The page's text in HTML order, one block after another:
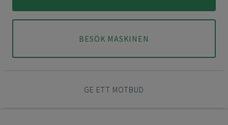
BESÖK MASKINEN
GE ETT MOTBUD